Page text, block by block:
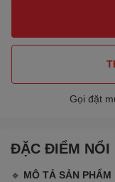
Gọi đặt
ĐẶC ĐIỂM NỔI
🔹 MÔ TẢ SẢN PHẨM